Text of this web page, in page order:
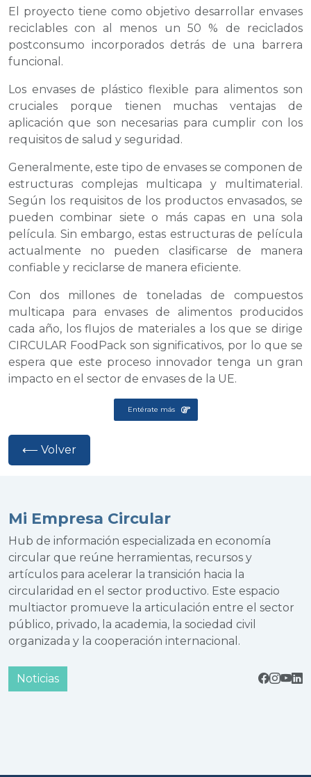
El proyecto tiene como objetivo desarrollar envases
reciclables con al menos un 50 % de reciclados
postconsumo incorporados detrás de una barrera
funcional.
Los envases de plástico flexible para alimentos son
cruciales porque tienen muchas ventajas de
aplicación que son necesarias para cumplir con los
requisitos de salud y seguridad.
Generalmente, este tipo de envases se componen de
estructuras complejas multicapa y multimaterial.
Según los requisitos de los productos envasados, se
pueden combinar siete o más capas en una sola
película. Sin embargo, estas estructuras de película
actualmente no pueden clasificarse de manera
confiable y reciclarse de manera eficiente.
Con dos millones de toneladas de compuestos
multicapa para envases de alimentos producidos
cada año, los flujos de materiales a los que se dirige
CIRCULAR FoodPack son significativos, por lo que se
espera que este proceso innovador tenga un gran
impacto en el sector de envases de la UE.
Entérate más
⟵ Volver
Mi Empresa Circular
Hub de información especializada en economía
circular que reúne herramientas, recursos y
artículos para acelerar la transición hacia la
circularidad en el sector productivo. Este espacio
multiactor promueve la articulación entre el sector
público, privado, la academia, la sociedad civil
organizada y la cooperación internacional.
Noticias